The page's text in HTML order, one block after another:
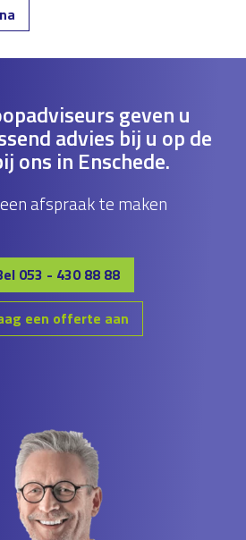
geven u
advies bij u op de
ons in Enschede.
afspraak te maken
053 - 430 88 88
een offerte aan